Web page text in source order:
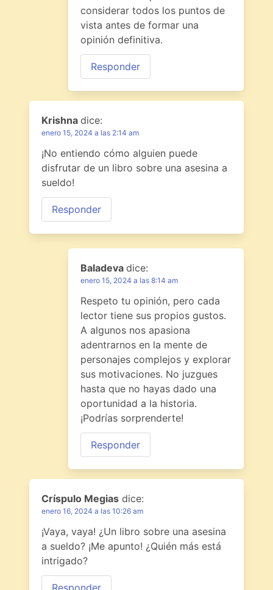
considerar todos los puntos de
vista antes de formar una
opinión definitiva.
Responder
Krishna dice:
enero 15, 2024 a las 2:14 am
¡No entiendo cómo alguien puede
disfrutar de un libro sobre una asesina a
sueldo!
Responder
Baladeva dice:
enero 15, 2024 a las 8:14 am
Respeto tu opinión, pero cada
lector tiene sus propios gustos.
A algunos nos apasiona
adentrarnos en la mente de
personajes complejos y explorar
sus motivaciones. No juzgues
hasta que no hayas dado una
oportunidad a la historia.
¡Podrías sorprenderte!
Responder
Críspulo Megias dice:
enero 16, 2024 a las 10:26 am
¡Vaya, vaya! ¿Un libro sobre una asesina
a sueldo? ¡Me apunto! ¿Quién más está
intrigado?